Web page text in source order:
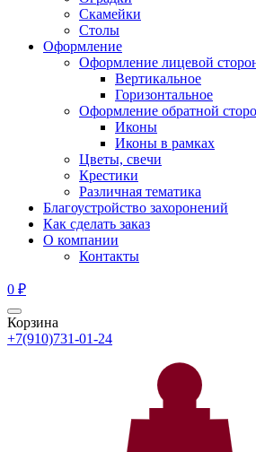
Скамейки
Столы
Оформление
Оформление лицевой
Вертикальное
Горизонтальное
Оформление обратной
Иконы
Иконы в рамках
Цветы, свечи
Крестики
Различная тематика
Благоустройство захоронений
Как сделать заказ
О компании
Контакты
0 ₽
Корзина
+7(910)731-01-24